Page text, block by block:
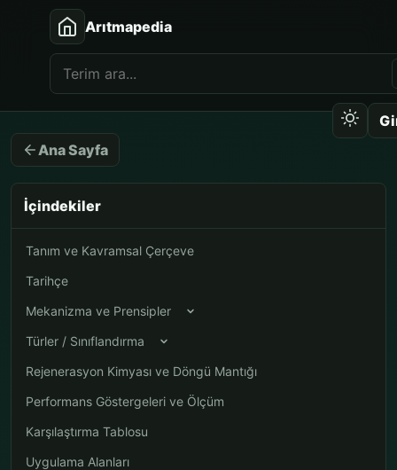
Arıtmapedia
Ana Sayfa
İçindekiler
Tanım ve Kavramsal Çerçeve
Tarihçe
Mekanizma ve Prensipler
Türler / Sınıflandırma
Rejenerasyon Kimyası ve Döngü Mantığı
Performans Göstergeleri ve Ölçüm
Karşılaştırma Tablosu
Uygulama Alanları